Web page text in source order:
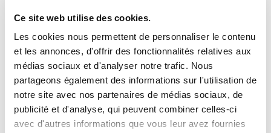
Ce site web utilise des cookies.
Les cookies nous permettent de personnaliser le contenu
et les annonces, d'offrir des fonctionnalités relatives aux
médias sociaux et d'analyser notre trafic. Nous
partageons également des informations sur l'utilisation de
notre site avec nos partenaires de médias sociaux, de
publicité et d'analyse, qui peuvent combiner celles-ci
avec d'autres informations que vous leur avez fournies
S
56cm 20,0cm
15,1cm
16,15cm
XL
61cm 21,2cm
16,4cm
XXL
62cm 21,4cm 16,6cm